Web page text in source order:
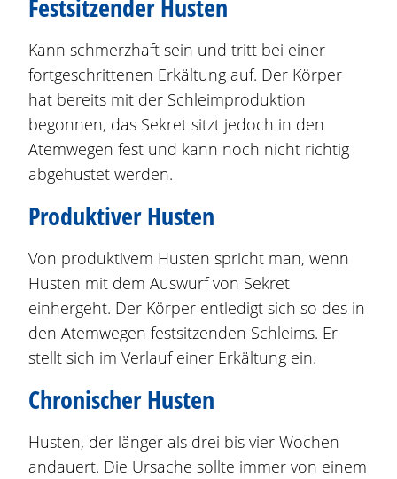
Festsitzender Husten
Kann schmerzhaft sein und tritt bei einer
fortgeschrittenen Erkältung auf. Der Körper
hat bereits mit der Schleimproduktion
begonnen, das Sekret sitzt jedoch in den
Atemwegen fest und kann noch nicht richtig
abgehustet werden.
Produktiver Husten
Von produktivem Husten spricht man, wenn
Husten mit dem Auswurf von Sekret
einhergeht. Der Körper entledigt sich so des in
den Atemwegen festsitzenden Schleims. Er
stellt sich im Verlauf einer Erkältung ein.
Chronischer Husten
Husten, der länger als drei bis vier Wochen
andauert. Die Ursache sollte immer von einem